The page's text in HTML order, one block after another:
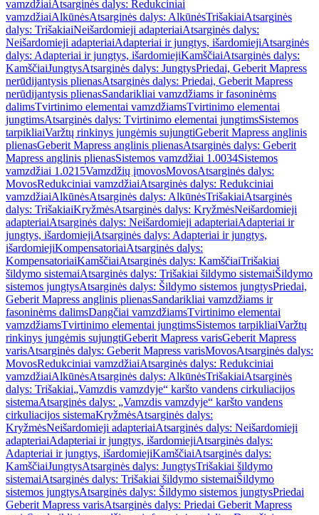
vamzdžiaiAtsarginės dalys: Redukciniai
vamzdžiaiAlkūnėsAtsarginės dalys: AlkūnėsTrišakiaiAtsarginės
dalys: TrišakiaiNeišardomieji adapteriaiAtsarginės dalys:
Neišardomieji adapteriaiAdapteriai ir jungtys, išardomiejiAtsarginės
dalys: Adapteriai ir jungtys, išardomiejiKamščiaiAtsarginės dalys:
KamščiaiJungtysAtsarginės dalys: JungtysPriedai, Geberit Mapress
nerūdijantysis plienasAtsarginės dalys: Priedai, Geberit Mapress
nerūdijantysis plienasSandarikliai vamzdžiams ir fasoninėms
dalimsTvirtinimo elementai vamzdžiamsTvirtinimo elementai
jungtimsAtsarginės dalys: Tvirtinimo elementai jungtimsSistemos
tarpikliaiVaržtų rinkinys jungėmis sujungtiGeberit Mapress anglinis
plienasGeberit Mapress anglinis plienasAtsarginės dalys: Geberit
Mapress anglinis plienasSistemos vamzdžiai 1.0034Sistemos
vamzdžiai 1.0215Vamzdžių įmovosMovosAtsarginės dalys:
MovosRedukciniai vamzdžiaiAtsarginės dalys: Redukciniai
vamzdžiaiAlkūnėsAtsarginės dalys: AlkūnėsTrišakiaiAtsarginės
dalys: TrišakiaiKryžmėsAtsarginės dalys: KryžmėsNeišardomieji
adapteriaiAtsarginės dalys: Neišardomieji adapteriaiAdapteriai ir
jungtys, išardomiejiAtsarginės dalys: Adapteriai ir jungtys,
išardomiejiKompensatoriaiAtsarginės dalys:
KompensatoriaiKamščiaiAtsarginės dalys: KamščiaiTrišakiai
šildymo sistemaiAtsarginės dalys: Trišakiai šildymo sistemaiŠildymo
sistemos jungtysAtsarginės dalys: Šildymo sistemos jungtysPriedai,
Geberit Mapress anglinis plienasSandarikliai vamzdžiams ir
fasoninėms dalimsDangčiai vamzdžiamsTvirtinimo elementai
vamzdžiamsTvirtinimo elementai jungtimsSistemos tarpikliaiVaržtų
rinkinys jungėmis sujungtiGeberit Mapress varisGeberit Mapress
varisAtsarginės dalys: Geberit Mapress varisMovosAtsarginės dalys:
MovosRedukciniai vamzdžiaiAtsarginės dalys: Redukciniai
vamzdžiaiAlkūnėsAtsarginės dalys: AlkūnėsTrišakiaiAtsarginės
dalys: Trišakiai„Vamzdis vamzdyje“ karšto vandens cirkuliacijos
sistemaAtsarginės dalys: „Vamzdis vamzdyje“ karšto vandens
cirkuliacijos sistemaKryžmėsAtsarginės dalys:
KryžmėsNeišardomieji adapteriaiAtsarginės dalys: Neišardomieji
adapteriaiAdapteriai ir jungtys, išardomiejiAtsarginės dalys:
Adapteriai ir jungtys, išardomiejiKamščiaiAtsarginės dalys:
KamščiaiJungtysAtsarginės dalys: JungtysTrišakiai šildymo
sistemaiAtsarginės dalys: Trišakiai šildymo sistemaiŠildymo
sistemos jungtysAtsarginės dalys: Šildymo sistemos jungtysPriedai
Geberit Mapress varisAtsarginės dalys: Priedai Geberit Mapress